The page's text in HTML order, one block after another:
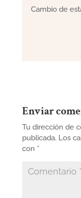
Cambio de
Enviar
Tu dirección de
publicada. Los
con *